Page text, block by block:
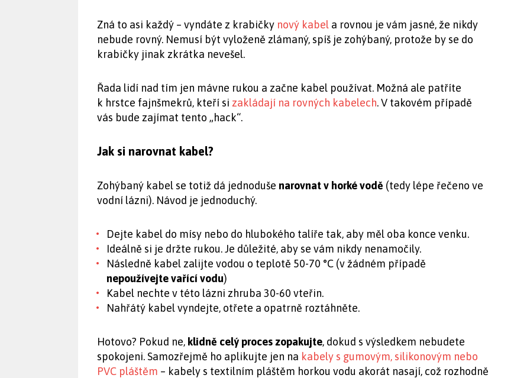
Zná to asi každý – vyndáte z krabičky nový kabel a rovnou je vám jasné, že nikdy
nebude rovný. Nemusí být vyloženě zlámaný, spíš je zohýbaný, protože by se do
krabičky jinak zkrátka nevešel.
Řada lidí nad tím jen mávne rukou a začne kabel používat. Možná ale patříte
k hrstce fajnšmekrů, kteří si zakládají na rovných kabelech. V takovém případě
vás bude zajímat tento „hack“.
Jak si narovnat kabel?
Zohýbaný kabel se totiž dá jednoduše narovnat v horké vodě (tedy lépe řečeno ve
vodní lázni). Návod je jednoduchý.
Dejte kabel do mísy nebo do hlubokého talíře tak, aby měl oba konce venku.
Ideálně si je držte rukou. Je důležité, aby se vám nikdy nenamočily.
Následně kabel zalijte vodou o teplotě 50-70 °C (v žádném případě
nepoužívejte vařící vodu)
Kabel nechte v této lázni zhruba 30-60 vteřin.
Nahřátý kabel vyndejte, otřete a opatrně roztáhněte.
Hotovo? Pokud ne, klidně celý proces zopakujte, dokud s výsledkem nebudete
spokojeni. Samozřejmě ho aplikujte jen na kabely s gumovým, silikonovým nebo
PVC pláštěm – kabely s textilním pláštěm horkou vodu akorát nasají, což rozhodně